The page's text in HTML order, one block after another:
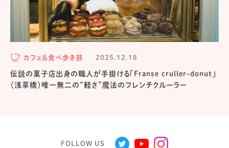
カフェ＆食べ歩き部 2025.12.18
伝説の菓子店出身の職人が手掛ける「Franse cruller-donut」
（浅草橋）唯一無二の“軽さ”魔法のフレンチクルーラー
FOLLOW US